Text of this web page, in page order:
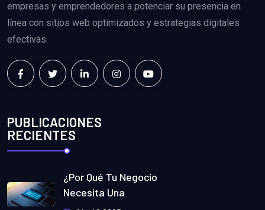
empresas y emprendedores a potenciar su presencia en
línea con sitios web optimizados y estrategias digitales
efectivas.
PUBLICACIONES
RECIENTES
¿Por Qué Tu Negocio
Necesita Una